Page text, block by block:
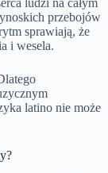
przebojów
sprawiają, że
i wesela.
latino nie może